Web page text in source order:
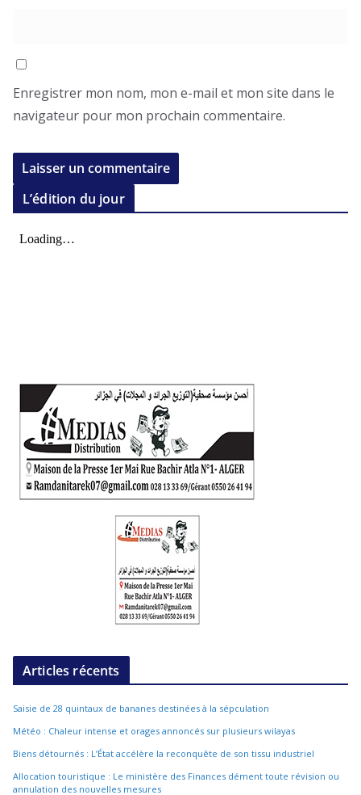
Enregistrer mon nom, mon e-mail et mon site dans le
navigateur pour mon prochain commentaire.
L’édition du jour
Articles récents
Saisie de 28 quintaux de bananes destinées à la sépculation
Météo : Chaleur intense et orages annoncés sur plusieurs wilayas
Biens détournés : L’État accélère la reconquête de son tissu industriel
Allocation touristique : Le ministère des Finances dément toute révision ou
annulation des nouvelles mesures